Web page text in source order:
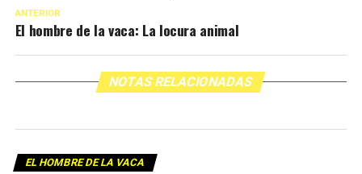
ANTERIOR
El hombre de la vaca: La locura animal
NOTAS RELACIONADAS
EL HOMBRE DE LA VACA